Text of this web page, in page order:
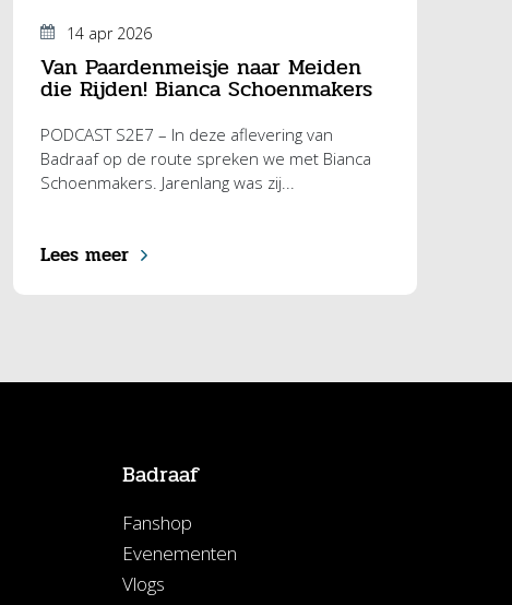
14 apr 2026
Van Paardenmeisje naar Meiden
die Rijden! Bianca Schoenmakers
PODCAST S2E7 – In deze aflevering van
Badraaf op de route spreken we met Bianca
Schoenmakers. Jarenlang was zij...
Lees meer
Badraaf
Fanshop
Evenementen
Vlogs